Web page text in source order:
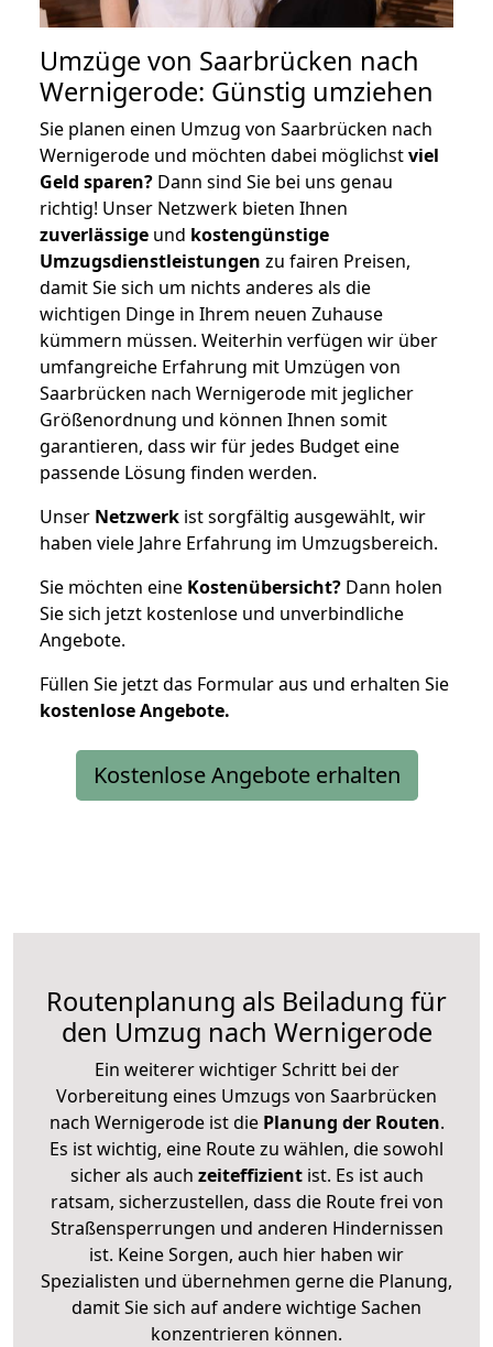
Umzüge von Saarbrücken nach
Wernigerode: Günstig umziehen
Sie planen einen Umzug von Saarbrücken nach
Wernigerode und möchten dabei möglichstviel
Geld sparen? Dann sind Sie bei uns genau
richtig! Unser Netzwerk bieten Ihnen
zuverlässige und kostengünstige
Umzugsdienstleistungen zu fairen Preisen,
damit Sie sich um nichts anderes als die
wichtigen Dinge in Ihrem neuen Zuhause
kümmern müssen. Weiterhin verfügen wir über
umfangreiche Erfahrung mit Umzügen von
Saarbrücken nach Wernigerode mit jeglicher
Größenordnung und können Ihnen somit
garantieren, dass wir für jedes Budget eine
passende Lösung finden werden.
Unser Netzwerk ist sorgfältig ausgewählt, wir
haben viele Jahre Erfahrung im Umzugsbereich.
Sie möchten eine Kostenübersicht? Dann holen
Sie sich jetzt kostenlose und unverbindliche
Angebote.
Füllen Sie jetzt das Formular aus und erhalten Sie
kostenloseAngebote.
Kostenlose Angebote erhalten
Routenplanung als Beiladung für
den Umzug nach Wernigerode
Ein weiterer wichtiger Schritt bei der
Vorbereitung eines Umzugs von Saarbrücken
nach Wernigerode ist diePlanung der Routen.
Es ist wichtig, eine Route zu wählen, die sowohl
sicher als auch zeiteffizientist. Es ist auch
ratsam, sicherzustellen, dass die Route frei von
Straßensperrungen und anderen Hindernissen
ist. Keine Sorgen, auch hier haben wir
Spezialisten und übernehmen gerne die Planung,
damit Sie sich auf andere wichtige Sachen
konzentrieren können.